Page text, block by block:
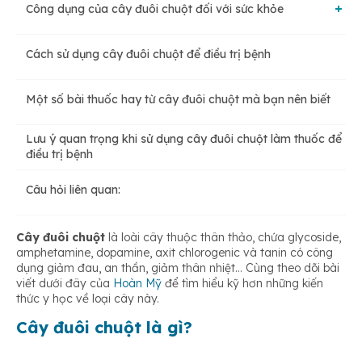
Nguồn gốc
Công dụng của cây đuôi chuột đối với sức khỏe
Theo Đông y
Cách sử dụng cây đuôi chuột để điều trị bệnh
Một số bài thuốc hay từ cây đuôi chuột mà bạn nên biết
Lưu ý quan trọng khi sử dụng cây đuôi chuột làm thuốc để
điều trị bệnh
Câu hỏi liên quan:
Cây đuôi chuột là loài cây thuộc thân thảo, chứa glycoside,
amphetamine, dopamine, axit chlorogenic và tanin có công
dụng giảm đau, an thần, giảm thân nhiệt… Cùng theo dõi bài
viết dưới đây của Hoàn Mỹ để tìm hiểu kỹ hơn những kiến
thức y học về loại cây này.
Cây đuôi chuột là gì?